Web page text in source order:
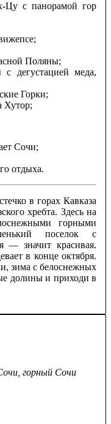
Цу с панорамой гор
Поляны;
дегустацией меда,
Горки;
Хутор;
Сочи;
отдыха.
в горах Кавказа
хребта. Здесь на
горными
поселок с
— значит красивая.
в конце октября.
зима с белоснежных
долины и приходи в
горный Сочи